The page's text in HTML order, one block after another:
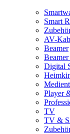
Smart
AV-
Beamer
Digital
Player
TV
TV &